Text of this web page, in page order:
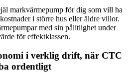
markvärmepump för dig som vill ha
i större hus eller äldre villor.
med sin pålitlighet under
för effektklassen.
i verklig drift, när CTC
ordentligt